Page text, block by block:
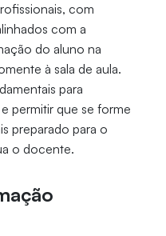
com
com a
do aluno na
à sala de aula.
para
permitir que se forme
preparado para o
o docente.